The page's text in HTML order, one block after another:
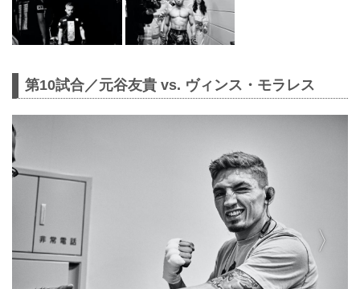
第10試合／元谷友貴 vs. ヴィンス・モラレス